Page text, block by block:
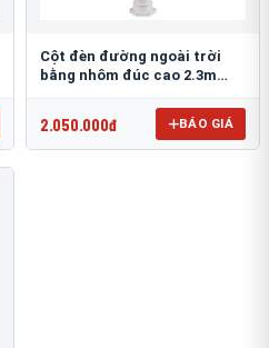
Cột đèn đường ngoài trời
bằng nhôm đúc cao 2.3m
2.050.000đ BÁO GIÁ